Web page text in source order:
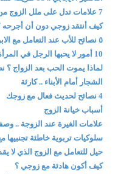
7 علامات تدل على ملل الزوج من الزوجة
كيف أنتقد زوجي دون أن أجرحه
٥ نصائح للأب عند التعامل مع الابن في مرحلة المراهقة
10 أمور لا يحبها الرجل في المرأة
لماذا يموت الحب بعد الزواج ؟
الشجار أمام الأبناء .. كارثة
4 نصائح لحديث فعال مع زوجك
أسباب خيانة الزوج
علامات الغيرة عند الزوجة ..
سلوكيات تربوية خاطئة تجنبيها
حيل للتعامل مع الزوج الذي لا
كيف أكون هادئة مع زوجي ؟